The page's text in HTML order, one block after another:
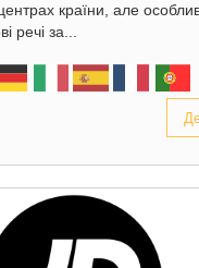
країни, але
речі за...